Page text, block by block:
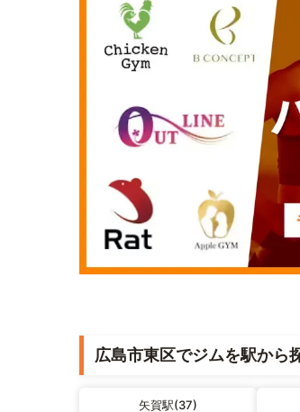
広島市東区でジムを駅から
矢賀駅(37)